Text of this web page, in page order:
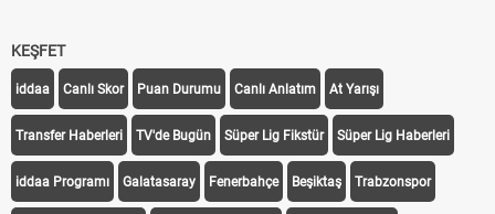
KEŞFET
iddaa Canlı Skor Puan Durumu Canlı Anlatım At Yarışı
Transfer Haberleri TV'de Bugün Süper Lig Fikstür Süper Lig Haberleri
iddaa Programı Galatasaray Fenerbahçe Beşiktaş Trabzonspor